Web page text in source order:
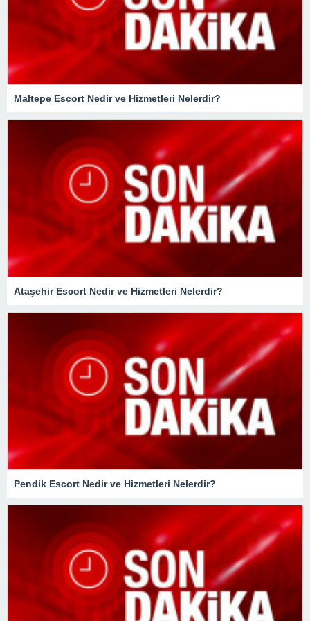
Maltepe Escort Nedir ve Hizmetleri Nelerdir?
Ataşehir Escort Nedir ve Hizmetleri Nelerdir?
Pendik Escort Nedir ve Hizmetleri Nelerdir?